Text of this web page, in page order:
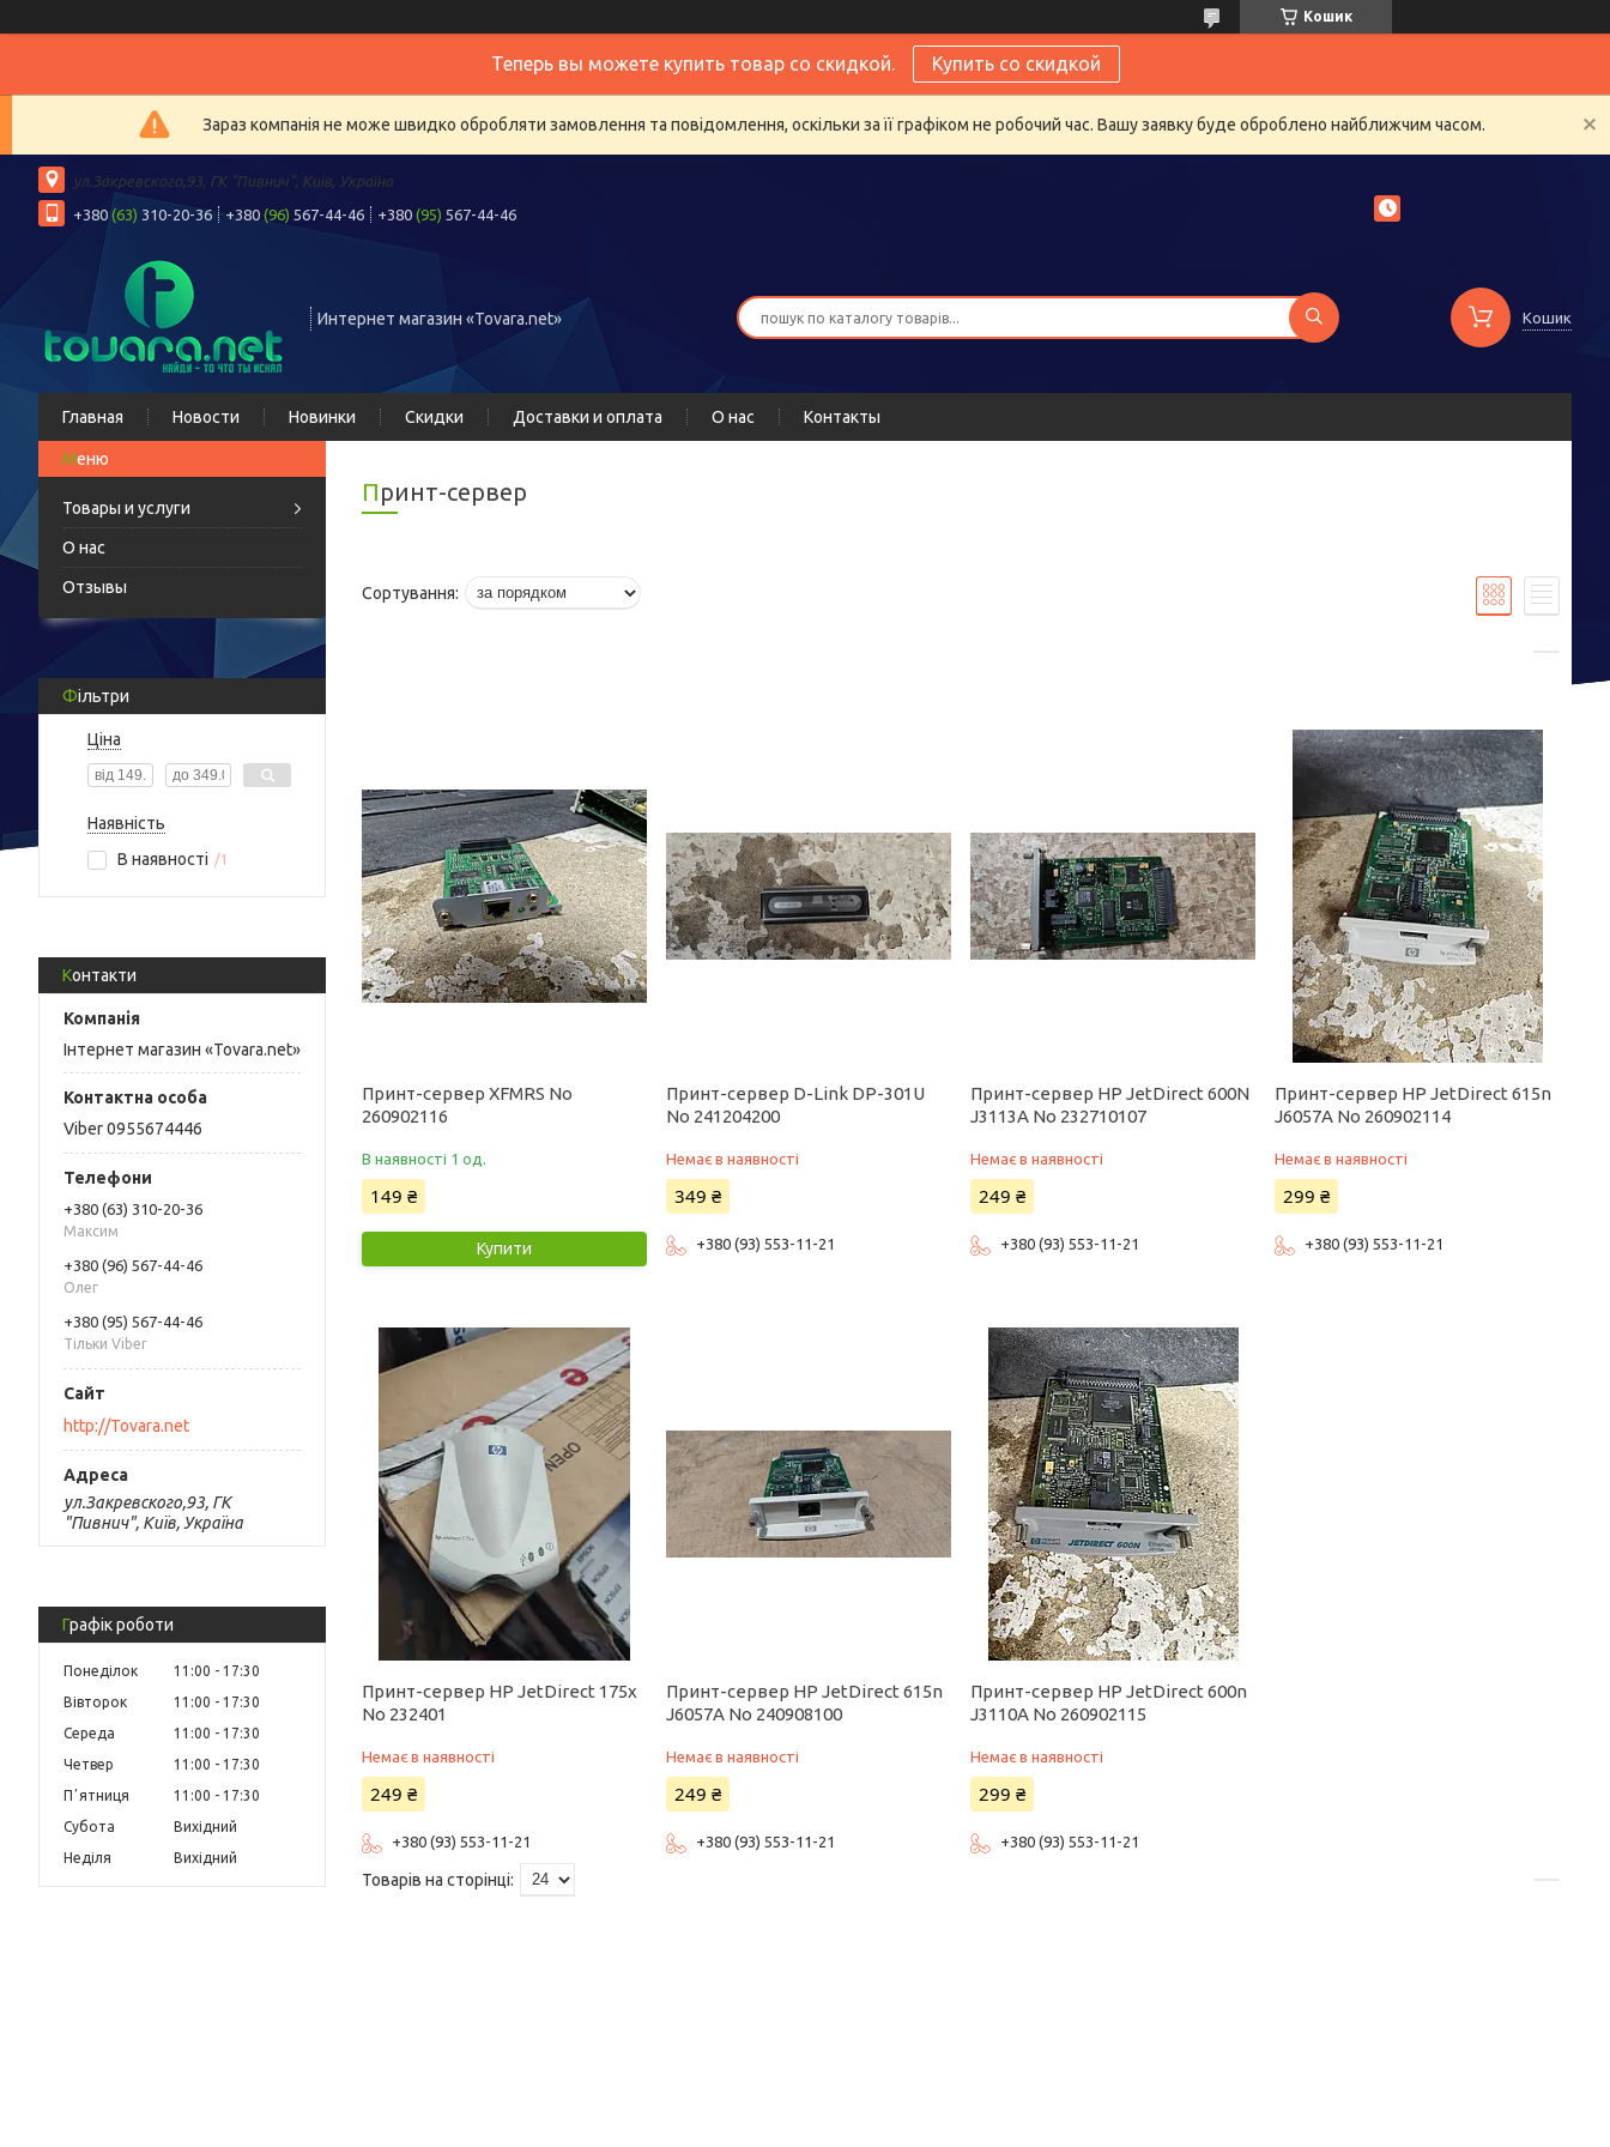
Кошик
Теперь вы можете купить товар со скидкой. Купить со скидкой
Зараз компанія не може швидко обробляти замовлення та повідомлення, оскільки за її графіком не робочий час. Вашу заявку буде оброблено найближчим часом.
ул.Закревского,93, ГК "Пивнич", Київ, Україна
+380 (63) 310-20-36 +380 (96) 567-44-46 +380 (95) 567-44-46
Интернет магазин «Tovara.net» Кошик
Главная Новости Новинки Скидки Доставки и оплата О нас Контакты
Товары и услуги
О нас
Отзывы
Фільтри
Ціна
Наявність
В наявності
1
Контакти
Інтернет магазин «Tovara.net»
Viber 0955674446
+380 (63) 310-20-36
Максим
+380 (96) 567-44-46
Олег
+380 (95) 567-44-46
Тільки Viber
http://Tovara.net
ул.Закревского,93, ГК
"Пивнич", Київ, Україна
Графік роботи
Понеділок 11:00
17:30
Вівторок
11:00
17:30
Середа
11:00
17:30
Четвер
11:00
17:30
Пʼятниця
11:00
17:30
Субота
Вихідний
Неділя
Вихідний
Принт-сервер
Принт-сервер XFMRS No
260902116
В наявності 1 од.
149 ₴
Купити
Принт-сервер D-Link DP-301U
No 241204200
Немає в наявності
349 ₴
+380 (93) 553-11-21
Принт-сервер HP JetDirect 600N
J3113A No 232710107
Немає в наявності
249 ₴
+380 (93) 553-11-21
Принт-сервер HP JetDirect 615n
J6057A No 260902114
Немає в наявності
299 ₴
+380 (93) 553-11-21
Принт-сервер HP JetDirect 175x
No 232401
Немає в наявності
249 ₴
+380 (93) 553-11-21
Принт-сервер HP JetDirect 615n
J6057A No 240908100
Немає в наявності
249 ₴
+380 (93) 553-11-21
Принт-сервер HP JetDirect 600n
J3110A No 260902115
Немає в наявності
299 ₴
+380 (93) 553-11-21